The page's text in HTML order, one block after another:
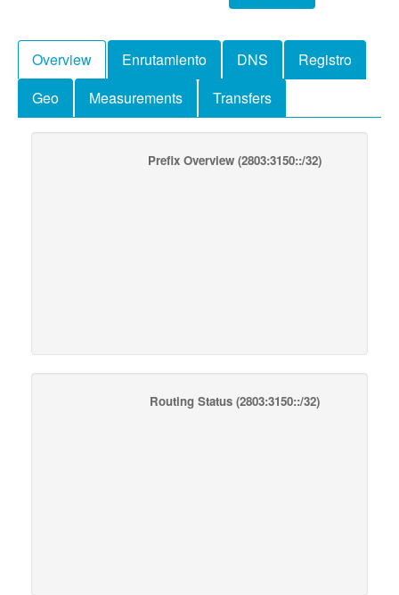
Overview Enrutamiento DNS
Registro
Geo
Measurements Transfers
Prefix Overview (2803:3150::/32)
Routing Status (2803:3150::/32)